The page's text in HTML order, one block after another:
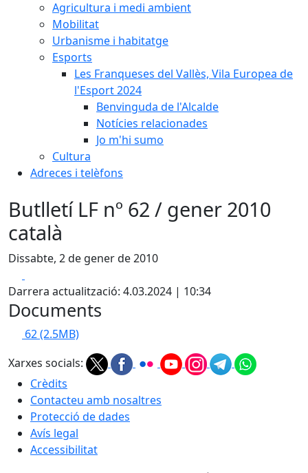
Agricultura i medi ambient
Mobilitat
Urbanisme i habitatge
Esports
Les Franqueses del Vallès, Vila Europea de
l'Esport 2024
Benvinguda de l'Alcalde
Notícies relacionades
Jo m'hi sumo
Cultura
Adreces i telèfons
Butlletí LF nº 62 / gener 2010
català
Dissabte, 2 de gener de 2010
Darrera actualització: 4.03.2024 | 10:34
Documents
62(2.5MB)
Xarxes socials:
Crèdits
Contacteu amb nosaltres
Protecció de dades
Avís legal
Accessibilitat